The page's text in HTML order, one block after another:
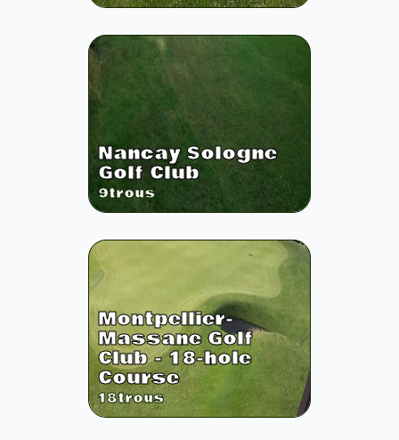
Nancay Sologne
Golf Club
9trous
Montpellier-
Massane Golf
Club - 18-hole
Course
18trous